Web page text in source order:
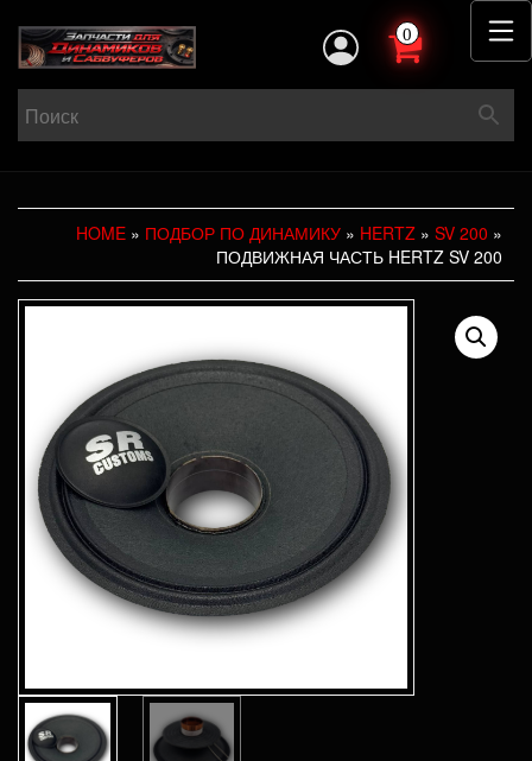
0
HOME » ПОДБОР ПО ДИНАМИКУ » HERTZ » SV 200 »
ПОДВИЖНАЯ ЧАСТЬ HERTZ SV 200